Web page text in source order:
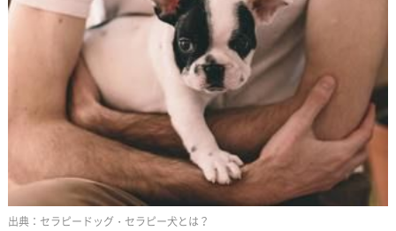
セラピードッグ・セラピー犬とは？